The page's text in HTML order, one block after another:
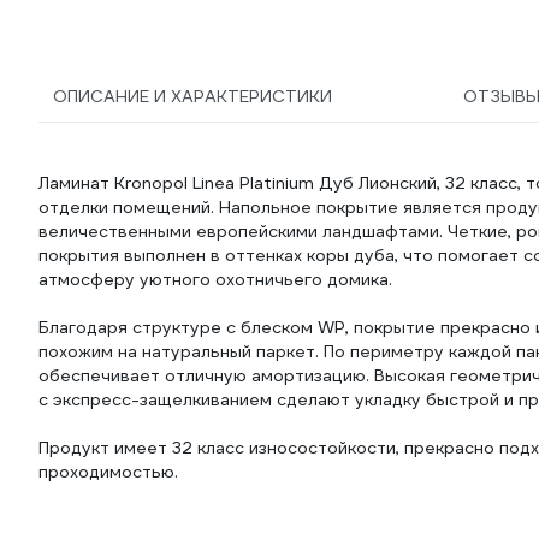
ОПИСАНИЕ И ХАРАКТЕРИСТИКИ
Ламинат Kronopol Linea Platinium Дуб Лионский, 32 класс,
отделки помещений. Напольное покрытие является
величественными европейскими ландшафтами. Четкие,
покрытия выполнен в оттенках коры дуба, что помогает
атмосферу уютного охотничьего домика.
Благодаря структуре с блеском WP, покрытие
похожим на натуральный паркет. По периметру каждой
обеспечивает отличную амортизацию. Высокая
с экспресс-защелкиванием сделают укладку быстрой и
Продукт имеет 32 класс износостойкости, прекрасно
проходимостью.